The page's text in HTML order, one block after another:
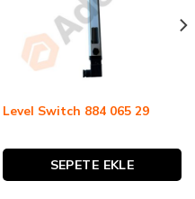
Level Switch 884 065 29
SEPETE EKLE